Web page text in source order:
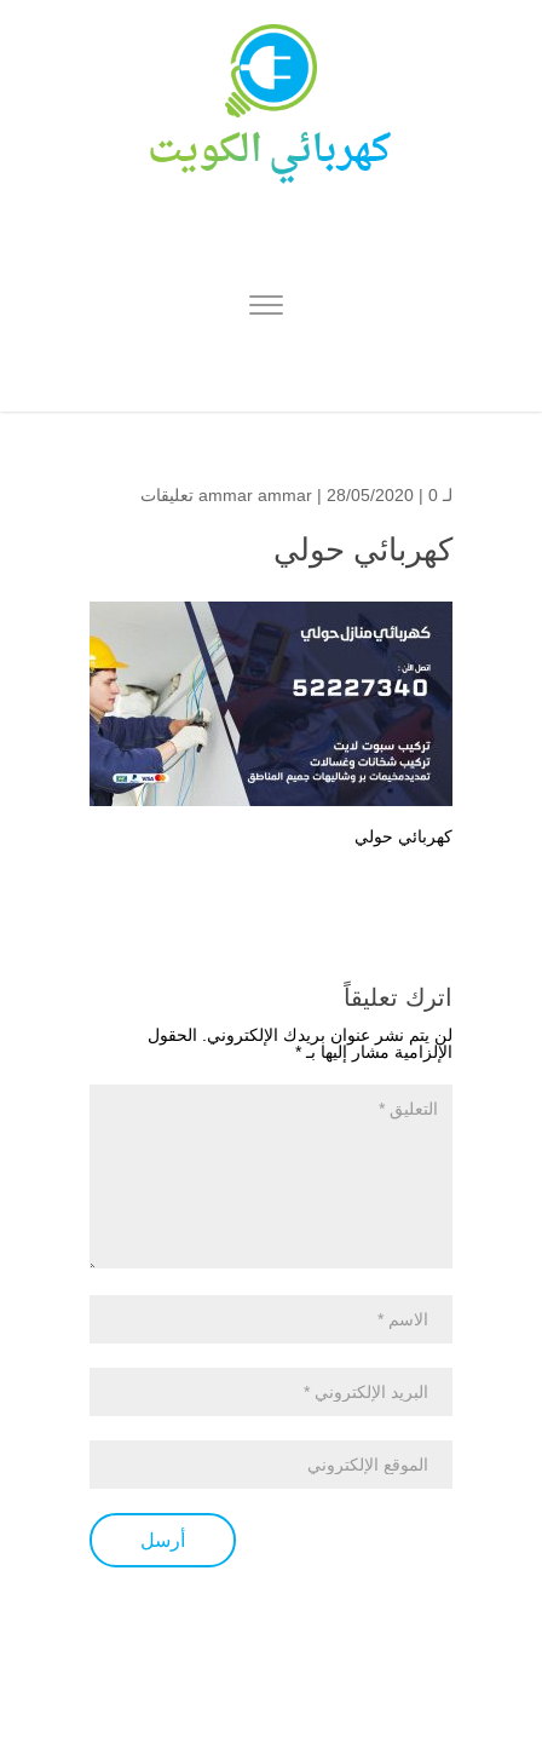
لـ ammar ammar | 28/05/2020 | 0 تعليقات
كهربائي حولي
كهربائي حولي
اترك تعليقاً
لن يتم نشر عنوان بريدك الإلكتروني.
الحقول
الإلزامية مشار إليها بـ *